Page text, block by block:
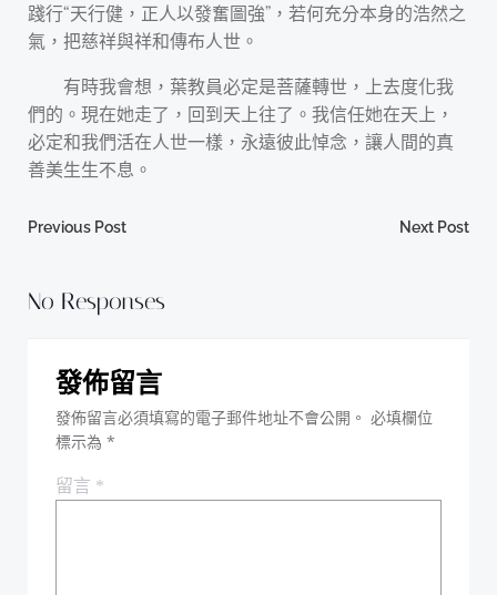
踐行“天行健，正人以發奮圖強”，若何充分本身的浩然之
氣，把慈祥與祥和傳布人世。
有時我會想，葉教員必定是菩薩轉世，上去度化我
們的。現在她走了，回到天上往了。我信任她在天上，
必定和我們活在人世一樣，永遠彼此悼念，讓人間的真
善美生生不息。
Post
navigation
Previous Post Next Post
No Responses
發佈留言
發佈留言必須填寫的電子郵件地址不會公開。 必填欄位
標示為 *
留言 *